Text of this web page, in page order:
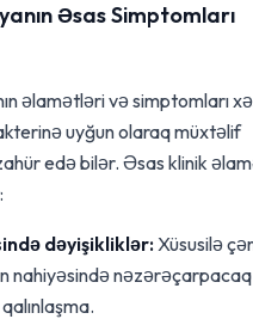
Əsas Simptomları
əlamətləri və simptomları
uyğun olaraq müxtəlif
edə bilər. Əsas klinik
dəyişikliklər:Xüsusilə
nahiyəsində nəzərəçarpacaq